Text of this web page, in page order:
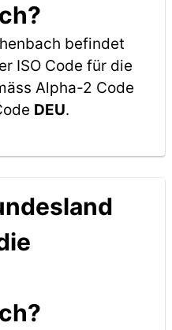
befindet
ISO Code für die
Alpha-2 Code
DEU.